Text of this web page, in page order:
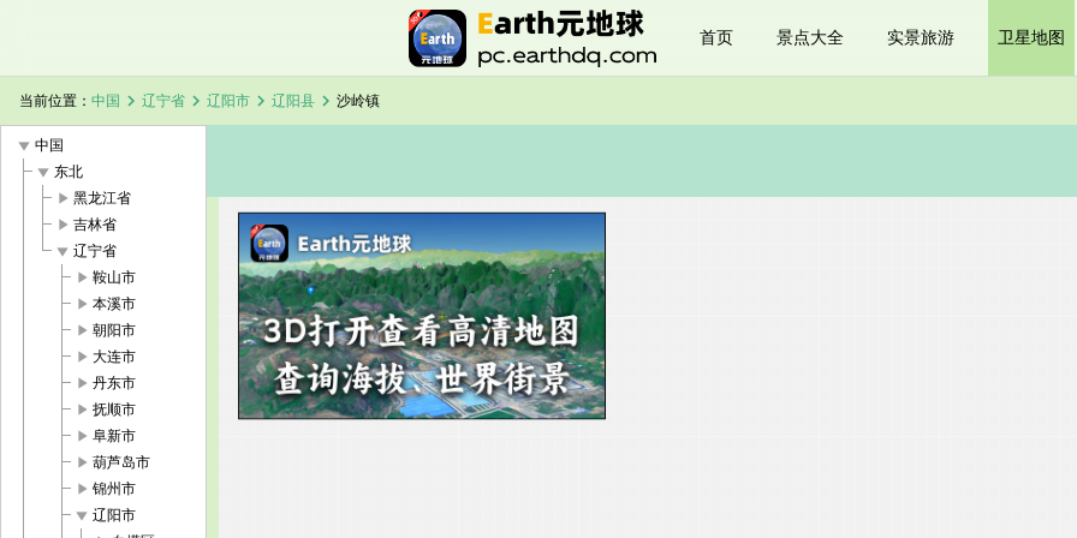
首页 景点大全 实景旅游 卫星地图
当前位置： 中国 chevron_right 辽宁省 chevron_right 辽阳市 chevron_right 辽阳县 chevron_right 沙岭镇
play_arrow 中国
play_arrow 东北
play_arrow 黑龙江省
play_arrow 吉林省
play_arrow 辽宁省
play_arrow 鞍山市
play_arrow 本溪市
play_arrow 朝阳市
play_arrow 大连市
play_arrow 丹东市
play_arrow 抚顺市
play_arrow 阜新市
play_arrow 葫芦岛市
play_arrow 锦州市
play_arrow 辽阳市
沙岭镇卫星地图加载中，请稍候...